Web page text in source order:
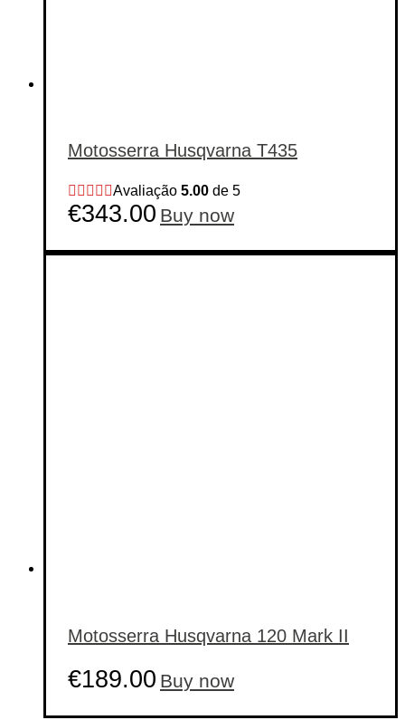
Motosserra Husqvarna T435
Avaliação 5.00 de 5
€343.00 Buy now
Motosserra Husqvarna 120 Mark II
€189.00 Buy now